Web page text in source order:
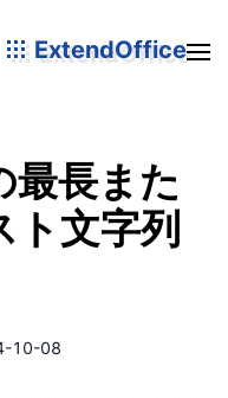
ExtendOffice
最長また
ト文字列
10-08